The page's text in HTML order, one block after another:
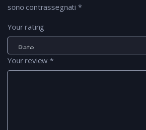
sono contrassegnati *
Your rating
Your review*